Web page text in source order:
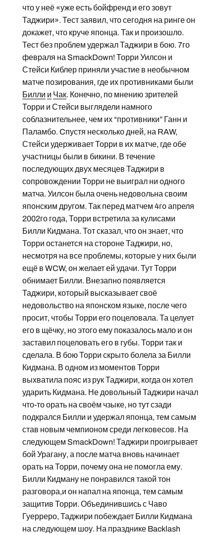
что у неё «уже есть бойфренд и его зовут
Таджири». Тест заявил, что сегодня на ринге он
докажет, что круче японца. Так и произошло.
Тест без проблем удержал Таджири в бою. 7го
февраля на SmackDown! Торри Уилсон и
Стейси Киблер приняли участие в необычном
матче позирования, где их противниками были
Билли и Чак. Конечно, по мнению зрителей
Торри и Стейси выглядели намного
соблазнительнее, чем их “противники” Ганн и
Паламбо. Cпустя несколько дней, на RAW,
Стейси удерживает Торри в их матче, где обе
участницы были в бикини. В течение
последующих двух месяцев Таджири в
сопровождении Торри не выиграл ни одного
матча. Уилсон была очень недовольна своим
японским другом. Так перед матчем 4го апреля
2002го года, Торри встретила за кулисами
Билли Кидмана. Тот сказал, что он знает, что
Торри останется на стороне Таджири, но,
несмотря на все проблемы, которые у них были
ещё в WCW, он желает ей удачи. Тут Торри
обнимает Билли. Внезапно появляется
Таджири, который высказывает своё
недовольство на японском языке, после чего
просит, чтобы Торри его поцеловала. Та целует
его в щёчку, но этого ему показалось мало и он
заставил поцеловать его в губы. Торри так и
сделала. В бою Торри скрыто болела за Билли
Кидмана. В одном из моментов Торри
выхватила пояс из рук Таджири, когда он хотел
ударить Кидмана. Не довольный Таджири начал
что-то орать на своём чзыке, но тут сзади
подкрался Билли и удержал японца, тем самым
став новым чемпионом среди легковесов. На
следующем SmackDown! Таджири проигрывает
бой Урагану, а после матча вновь начинает
орать на Торри, почему она не помогла ему.
Билли Кидману не понравился такой тон
разговора,и он напал на японца, тем самым
защитив Торри. Объединившись с Чаво
Гуерреро, Таджири побеждает Билли Кидмана
на следующем шоу. На празднике Backlash